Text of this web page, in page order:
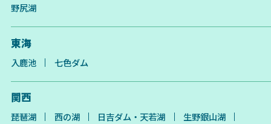
野尻湖
東海
入鹿池 七色ダム
関西
琵琶湖 西の湖 日吉ダム・天若湖
生野銀山湖